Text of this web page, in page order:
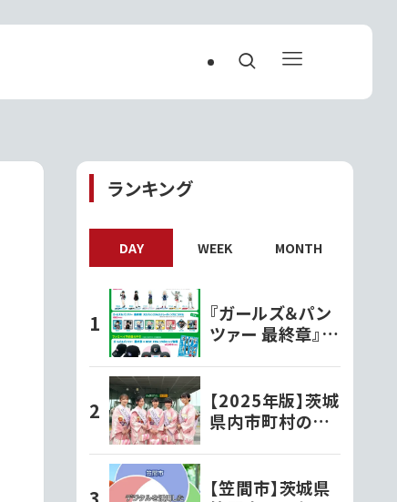
ランキング
DAY WEEK MONTH
『ガールズ＆パン
ツァー 最終章』オ
種ファミリーマー
トで発売開始!!
【2025年版】茨城
県内市町村の観
介！
【笠間市】茨城県